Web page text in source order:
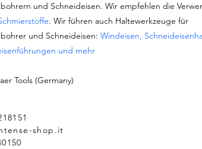
und Schneideisen. Wir empfehlen die
. Wir führen auch Haltewerkzeuge für
und Schneideisen: Windeisen,
und mehr
Tools (Germany)
shop.it